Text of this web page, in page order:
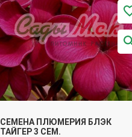
СЕМЕНА ПЛЮМЕРИЯ БЛЭК
ТАЙГЕР 3 СЕМ.